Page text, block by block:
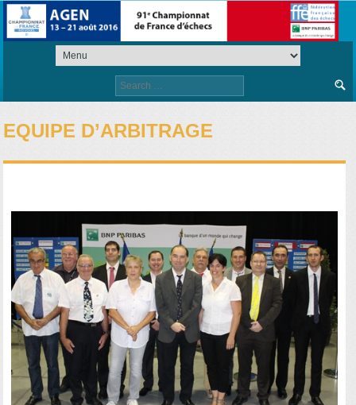
Search
for:
EQUIPE D’ARBITRAGE